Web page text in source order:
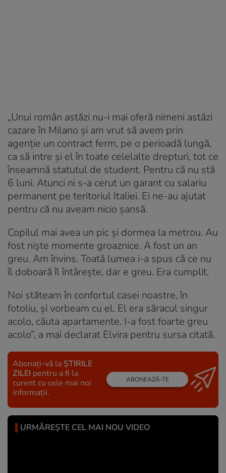
„Unui român astăzi nu-i mai oferă nimeni astăzi
cazare în Milano și am vrut să avem prin
agenție un contract ferm, pe o perioadă lungă,
ca să intre și el în toate celelalte drepturi, tot ce
înseamnă statutul de student. Pentru că nu stă
6 luni. Atunci ni s-a cerut un garant cu salariu
permanent pe teritoriul Italiei. Ei ne-au ajutat
pentru că nu aveam nicio șansă.
Copilul mai avea un pic și dormea la metrou. Au
fost niște momente groaznice. A fost un an
greu. Am învins. Toată lumea i-a spus că ce nu
îl doboară îl întărește, dar e greu. Era cumplit.
Noi stăteam în confortul casei noastre, în
fotoliu, și vorbeam cu el. El era săracul singur
acolo, căuta apartamente. I-a fost foarte greu
acolo”, a mai declarat Elvira pentru sursa citată.
Abonați-vă la ȘTIRILE
ZILEI pentru a fi la
curent cu cele mai noi
informații.
ABONEAZĂ-TE
URMĂREȘTE CEL MAI NOU VIDEO